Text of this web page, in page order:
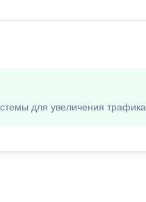
для увеличения трафика.